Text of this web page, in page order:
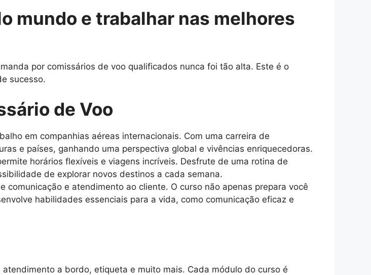
mundo e trabalhar nas melhores
por comissários de voo qualificados nunca foi tão alta. Este é o
sucesso.
de Voo
em companhias aéreas internacionais. Com uma carreira de
e países, ganhando uma perspectiva global e vivências enriquecedoras.
horários flexíveis e viagens incríveis. Desfrute de uma rotina de
de explorar novos destinos a cada semana.
comunicação e atendimento ao cliente. O curso não apenas prepara você
habilidades essenciais para a vida, como comunicação eficaz e
a bordo, etiqueta e muito mais. Cada módulo do curso é